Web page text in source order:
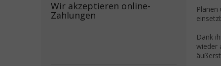
Wir akzeptieren online-
Zahlungen
Dank
wieder